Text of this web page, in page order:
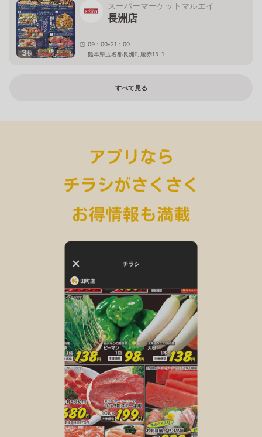
3枚
スーパーマーケットマルエイ
長洲店
09：00-21：00
熊本県玉名郡長洲町腹赤15-1
すべて見る